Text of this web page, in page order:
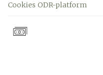
Cookies ODR-platform